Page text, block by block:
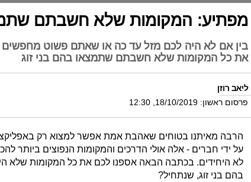
מפתיע: המקומות שלא חשבתם
בין אם לא היה לכם מזל עד כה או שאתם פשוט
את כל המקומות שלא חשבתם שתמצאו בהם בני זוג
ליאב רוזן
פרסום ראשון: 18/10/2019, 12:30
הרבה מאיתנו בטוחים שאהבת אמת אפשר למצוא רק
על ידי חברים - אלה אולי הדרכים והמקומות הנפוצים ביותר
לא היחידים. בכתבה הבאה אספנו לכם את כל המקומות שלא
בהם בני זוג, שנתחיל?